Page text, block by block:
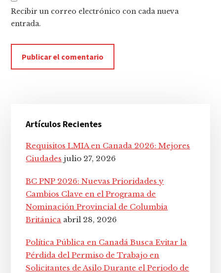
Recibir un correo electrónico con cada nueva
entrada.
lateral
principal
Artículos Recientes
Requisitos LMIA en Canada 2026: Mejores
Ciudades julio 27, 2026
BC PNP 2026: Nuevas Prioridades y
Cambios Clave en el Programa de
Nominación Provincial de Columbia
Británica abril 28, 2026
Política Pública en Canadá Busca Evitar la
Pérdida del Permiso de Trabajo en
Solicitantes de Asilo Durante el Periodo de